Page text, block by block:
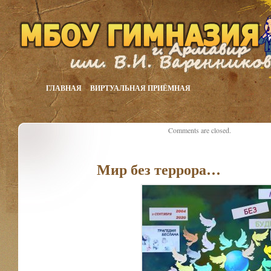
ГЛАВНАЯ ВИРТУАЛЬНАЯ ПРИЁМНАЯ
Мир без террора…
Comments are closed.